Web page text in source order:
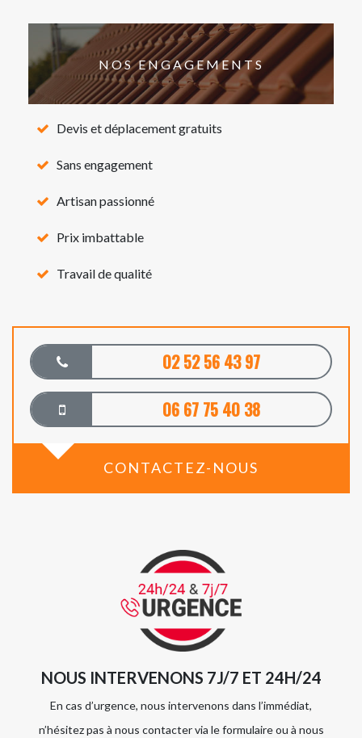
NOS ENGAGEMENTS
Devis et déplacement gratuits
Sans engagement
Artisan passionné
Prix imbattable
Travail de qualité
02 52 56 43 97
06 67 75 40 38
CONTACTEZ-NOUS
NOUS INTERVENONS 7J/7 ET 24H/24
En cas d’urgence, nous intervenons dans l’immédiat,
n’hésitez pas à nous contacter via le formulaire ou à nous